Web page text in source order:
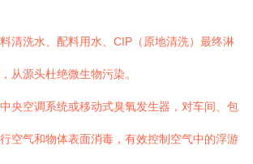
料清洗水、配料用水、CIP（原地清洗）最终淋
从源头杜绝微生物污染。
中央空调系统或移动式臭氧发生器，对车间、包
空气和物体表面消毒，有效控制空气中的浮游